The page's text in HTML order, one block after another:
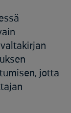
jotta